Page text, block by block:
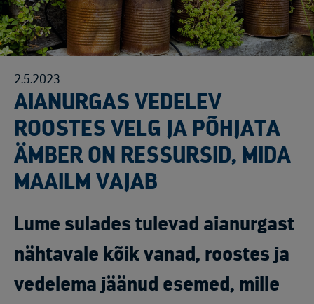
2.5.2023
AIANURGAS VEDELEV
ROOSTES VELG JA PÕHJATA
ÄMBER ON RESSURSID, MIDA
MAAILM VAJAB
Lume sulades tulevad aianurgast
nähtavale kõik vanad, roostes ja
vedelema jäänud esemed, mille